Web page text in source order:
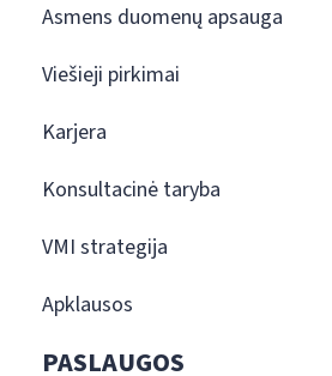
Asmens duomenų apsauga
Viešieji pirkimai
Karjera
Konsultacinė taryba
VMI strategija
Apklausos
PASLAUGOS